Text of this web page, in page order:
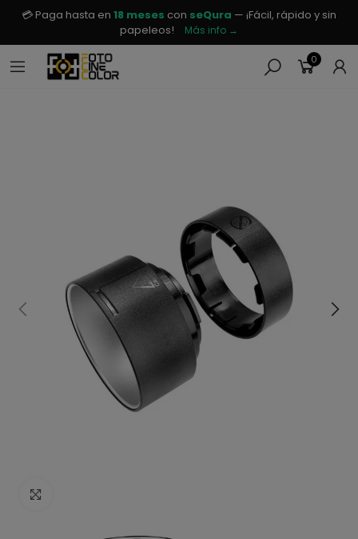
💳 Paga hasta en 18 meses con seQura — ¡Fácil, rápido y sin
papeleos!
Más info →
0